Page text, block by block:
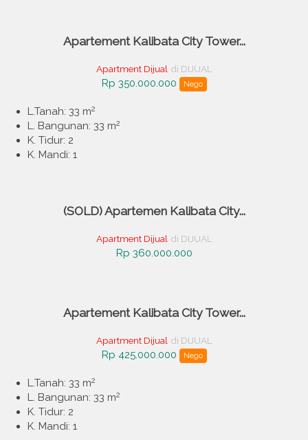
Apartement Kalibata City Tower...
Apartment Dijual di DIJUAL
Rp 350.000.000 Nego
L.Tanah: 33 m2
L. Bangunan: 33 m2
K. Tidur: 2
K. Mandi: 1
(SOLD) Apartemen Kalibata City...
Apartment Dijual di DIJUAL
Rp 360.000.000
Apartement Kalibata City Tower...
Apartment Dijual di DIJUAL
Rp 425.000.000 Nego
L.Tanah: 33 m2
L. Bangunan: 33 m2
K. Tidur: 2
K. Mandi: 1